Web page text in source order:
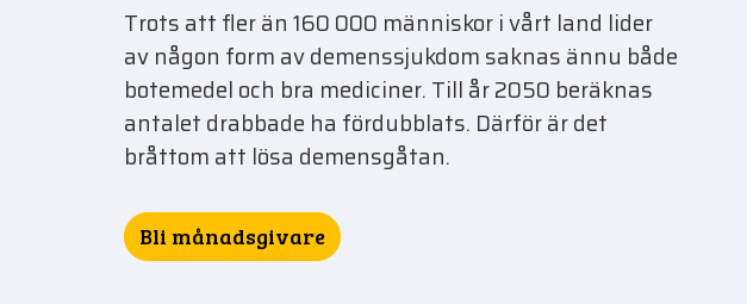
Trots att fler än 160 000 människor i vårt land lider
av någon form av demenssjukdom saknas ännu både
botemedel och bra mediciner. Till år 2050 beräknas
antalet drabbade ha fördubblats. Därför är det
bråttom att lösa demensgåtan.
Bli månadsgivare